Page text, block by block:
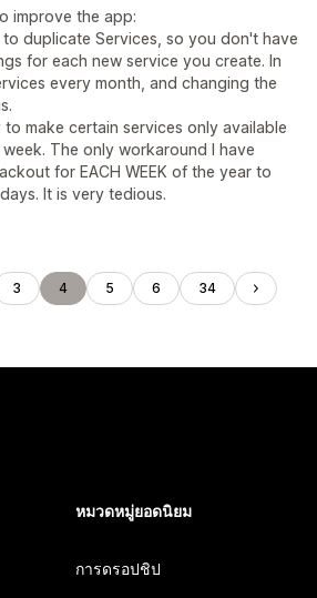
improve the app:
to duplicate Services, so you don't have
for each new service you create. In
every month, and changing the
make certain services only available
The only workaround I have
for EACH WEEK of the year to
It is very tedious.
3 4 5 6 34
หมวดหมู่ยอดนิยม
การดรอปชิป